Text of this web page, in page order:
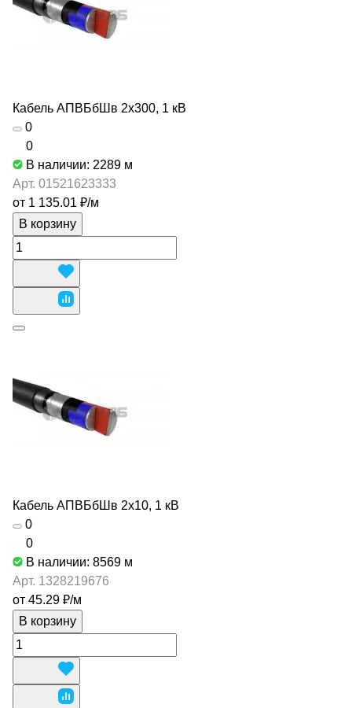
Кабель АПВБбШв 2х300, 1 кВ
0
0
В наличии: 2289 м
Арт. 01521623333
от 1 135.01 ₽/м
В корзину
Кабель АПВБбШв 2х10, 1 кВ
0
0
В наличии: 8569 м
Арт. 1328219676
от 45.29 ₽/м
В корзину